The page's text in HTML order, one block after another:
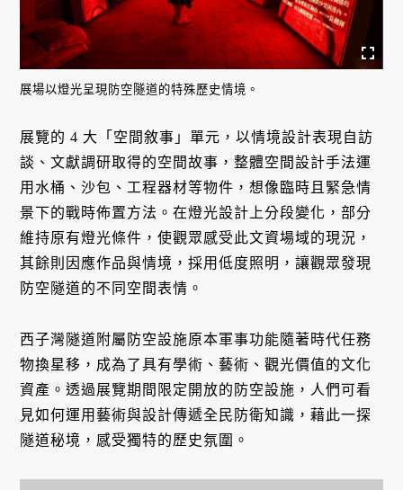
展場以燈光呈現防空隧道的特殊歷史情境。
展覽的 4 大「空間敘事」單元，以情境設計表現自訪
談、文獻調研取得的空間故事，整體空間設計手法運
用水桶、沙包、工程器材等物件，想像臨時且緊急情
景下的戰時佈置方法。在燈光設計上分段變化，部分
維持原有燈光條件，使觀眾感受此文資場域的現況，
其餘則因應作品與情境，採用低度照明，讓觀眾發現
防空隧道的不同空間表情。
西子灣隧道附屬防空設施原本軍事功能隨著時代任務
物換星移，成為了具有學術、藝術、觀光價值的文化
資產。透過展覽期間限定開放的防空設施，人們可看
見如何運用藝術與設計傳遞全民防衛知識，藉此一探
隧道秘境，感受獨特的歷史氛圍。